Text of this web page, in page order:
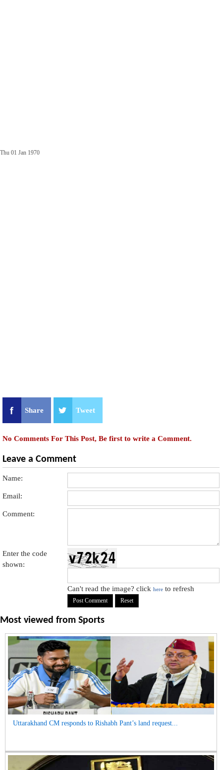
Thu 01 Jan 1970
Share Tweet
No Comments For This Post, Be first to write a Comment.
Leave a Comment
Name:
Email:
Comment:
Enter the code
shown:
Can't read the image? clickhere to refresh
Most viewed from Sports
Uttarakhand CM responds to Rishabh Pant’s land request...